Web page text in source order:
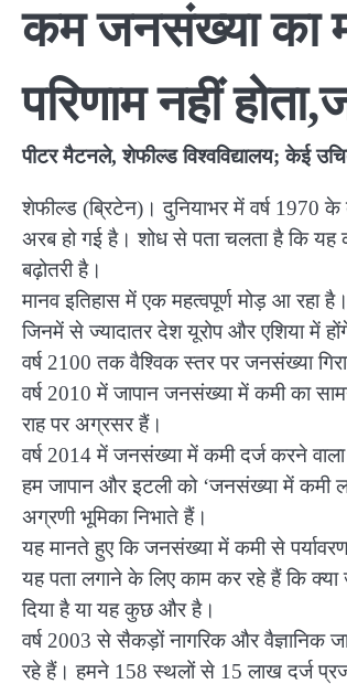
कम जनसंख्या का
परिणाम नहीं
पीटर मैटनले, शेफील्ड विश्वविद्यालय; केई
शेफील्ड (ब्रिटेन)। दुनियाभर में वर्ष 1970
अरब हो गई है। शोध से पता चलता है कि यह
बढ़ोतरी है।
मानव इतिहास में एक महत्वपूर्ण मोड़ आ रहा
जिनमें से ज्यादातर देश यूरोप और एशिया में
वर्ष 2100 तक वैश्विक स्तर पर जनसंख्या
वर्ष 2010 में जापान जनसंख्या में कमी का
राह पर अग्रसर हैं।
वर्ष 2014 में जनसंख्या में कमी दर्ज करने
हम जापान और इटली को ‘जनसंख्या में कमी
अग्रणी भूमिका निभाते हैं।
यह मानते हुए कि जनसंख्या में कमी से
यह पता लगाने के लिए काम कर रहे हैं कि क्या
दिया है या यह कुछ और है।
वर्ष 2003 से सैकड़ों नागरिक और वैज्ञानिक
रहे हैं। हमने 158 स्थलों से 15 लाख दर्ज